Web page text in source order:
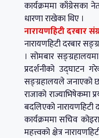
कार्यक्रममा काँग्रेसका
धारणा राखेका थिए ।
नारायणहिटी दरबार
नारायणहिटी दरबार
। सोमबार
प्रदर्शनीको उद्घाटन
सङ्ग्रहालयले जनाएको
राजाको राज्याभिषेकमा
बदलिएको नारायणहिटी
कार्यक्रममा सचिव
महत्त्वको क्षेत्र